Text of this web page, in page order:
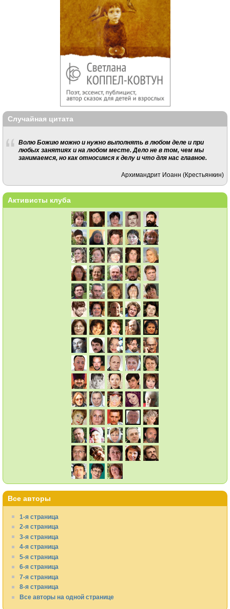
Случайная цитата
Волю Божию можно и нужно выполнять в любом деле и при
любых занятиях и на любом месте. Дело не в том, чем мы
занимаемся, но как относимся к делу и что для нас главное.
Архимандрит Иоанн (Крестьянкин)
Активисты клуба
Все авторы
1-я страница
2-я страница
3-я страница
4-я страница
5-я страница
6-я страница
7-я страница
8-я страница
Все авторы на одной странице